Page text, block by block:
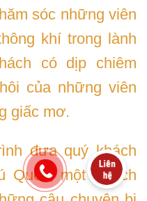
sóc những viên
khí trong lành
có dịp chiêm
của những viên
giấc mơ.
đưa quý khách
Quốc, một di tích